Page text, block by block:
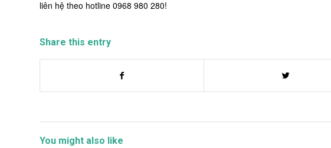
liên hệ theo hotline 0968 980 280!
Share this entry
You might also like